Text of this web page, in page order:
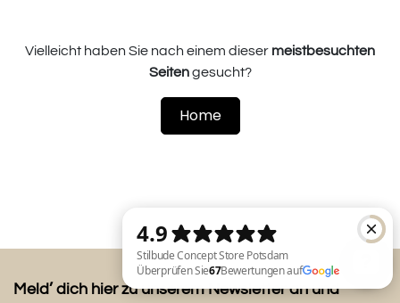
Vielleicht haben Sie nach einem dieser meistbesuchten
Seitengesucht?
Home
Meld’ dich hier zu unserem Newsletter an und